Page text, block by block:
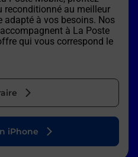
reconditionné au meilleur
à vos besoins. Nos
à La Poste
qui vous correspond le
iPhone